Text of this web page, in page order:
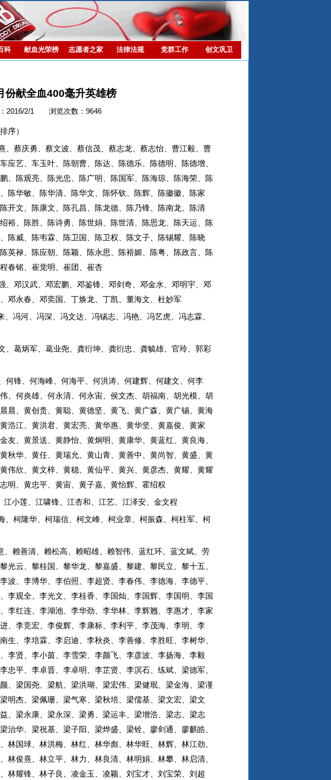
科 献血光荣榜 志愿者之家 法律法规 党群工作 创文巩卫
份献全血400毫升英雄榜
：2016/2/1 浏览次数：9646
序）
、蔡庆勇、蔡文波、蔡信茂、蔡志龙、蔡志怡、曹江毅、曹
应艺、车玉叶、陈朝曹、陈达、陈德乐、陈德明、陈德增、
、陈观亮、陈光忠、陈广明、陈国军、陈海琼、陈海荣、陈
陈华敏、陈华清、陈华文、陈怀钦、陈辉、陈徽徽、陈家
开文、陈康文、陈孔昌、陈龙德、陈乃锋、陈南龙、陈清
裕、陈胜、陈诗勇、陈世娟、陈世清、陈思龙、陈天运、陈
陈威、陈韦霖、陈卫国、陈卫权、陈文子、陈锡耀、陈晓
英禄、陈应朝、陈颖、陈永思、陈裕媚、陈粤、陈政言、陈
春铭、崔觉明、崔团、崔杏
、邓汉武、邓宏鹏、邓鉴锋、邓剑奇、邓金水、邓明宇、邓
邓永春、邓奕国、丁焕龙、丁凯、董海文、杜妙军
冯河、冯深、冯文达、冯锡志、冯艳、冯艺虎、冯志霖、
、葛炳军、葛业尧、龚衍坤、龚衍忠、龚毓雄、官玲、郭彩
何锋、何海峰、何海平、何洪涛、何建辉、何建文、何李
、何炎雄、何永清、何永宙、侯文杰、胡福南、胡光模、胡
晨、黄创贵、黄聪、黄德坚、黄飞、黄广森、黄广锡、黄海
浩江、黄洪君、黄宏亮、黄华惠、黄华坚、黄嘉俊、黄家
友、黄景送、黄静怡、黄炯明、黄康华、黄蓝红、黄良海、
秋华、黄任、黄瑞允、黄山青、黄善中、黄尚智、黄盛、黄
伟欣、黄文梓、黄稳、黄仙平、黄兴、黄彦杰、黄耀、黄耀
明、黄忠平、黄宙、黄子嘉、黄怡辉、霍绍权
小莲、江啸锋、江杏和、江艺、江泽安、金文程
、柯隆华、柯瑞信、柯文峰、柯业章、柯振森、柯柱军、柯
、赖善清、赖松高、赖昭雄、赖智伟、蓝红环、蓝文斌、劳
光云、黎桂国、黎华龙、黎嘉盛、黎建、黎民立、黎十五、
波、李博华、李伯照、李超贤、李春伟、李德海、李德平、
李观全、李光文、李桂香、李国灿、李国辉、李国明、李国
李红连、李湖池、李华劲、李华林、李辉翘、李惠才、李家
、李竞宏、李俊辉、李康标、李利平、李茂海、李明、李
生、李培霖、李启迪、李秋炎、李善修、李胜旺、李树华、
李贤、李小茵、李雪荣、李颜飞、李彦波、李扬海、李毅
忠平、李卓晋、李卓明、李芷贤、李溟石、练斌、梁德军、
、梁国尧、梁航、梁洪瑚、梁宏伟、梁健珉、梁金海、梁谨
明杰、梁佩珊、梁气寒、梁秋培、梁儒基、梁文宏、梁文
、梁永康、梁永深、梁勇、梁运丰、梁增浩、梁志、梁志
治华、梁祝基、梁子阳、梁烨盛、梁铨、廖剑通、廖麒皓、
林国球、林洪梅、林红、林华彪、林华旺、林辉、林江劲、
林俊熹、林立平、林力、林良清、林明娟、林攀、林启清、
林耀锋、林子良、凌金玉、凌颖、刘宝才、刘宝荣、刘超